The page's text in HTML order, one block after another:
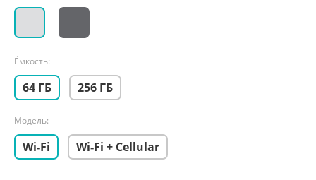
Ёмкость:
64 ГБ 256 ГБ
Модель:
Wi‑Fi Wi‑Fi + Cellular